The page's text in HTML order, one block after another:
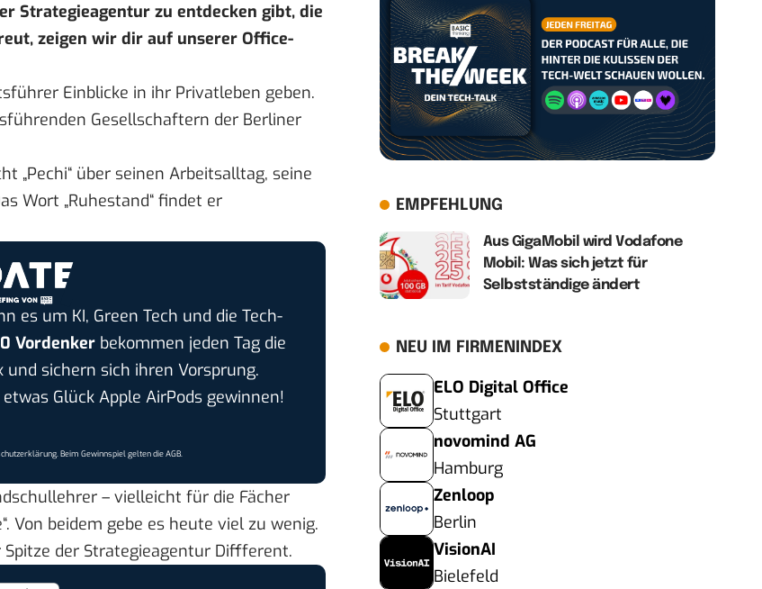
Strategieagentur zu entdecken gibt, die
zeigen wir dir auf unserer Office-
Einblicke in ihr Privatleben geben.
Gesellschaftern der Berliner
„Pechi“ über seinen Arbeitsalltag, seine
Wort „Ruhestand“ findet er
es um KI, Green Tech und die Tech-
Vordenkerbekommen jeden Tag die
sichern sich ihren Vorsprung.
Glück Apple AirPods gewinnen!
. Beim Gewinnspiel gelten dieAGB.
– vielleicht für die Fächer
Von beidem gebe es heute viel zu wenig.
der Strategieagentur Diffferent.
EMPFEHLUNG
Aus GigaMobil wird Vodafone
Mobil: Was sich jetzt für
Selbstständige ändert
NEU IM FIRMENINDEX
ELO Digital Office
Stuttgart
novomind AG
Hamburg
Zenloop
Berlin
VisionAI
Bielefeld